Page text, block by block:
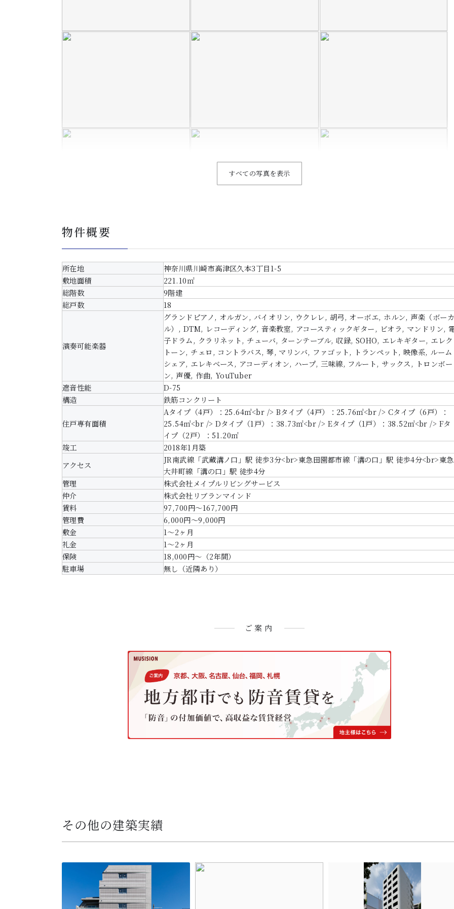
すべての写真を表示
物件概要
所在地
神奈川県川崎市高津区久本3丁目1-5
敷地面積
221.10㎡
総階数
9階建
総戸数
18
演奏可能楽器
グランドピアノ, オルガン, バイオリン, ウクレレ, 胡弓, オーボエ, ホルン, 声楽（ボー
ル）, DTM, レコーディング, 音楽教室, アコースティックギター, ビオラ, マンドリン,
子ドラム, クラリネット, チューバ, ターンテーブル, 収録, SOHO, エレキギター, エレク
トーン, チェロ, コントラバス, 琴, マリンバ, ファゴット, トランペット, 映像系, ルーム
シェア, エレキベース, アコーディオン, ハープ, 三味線, フルート, サックス, トロンボー
ン, 声優, 作曲, YouTuber
遮音性能
D-75
構造
鉄筋コンクリート
住戸専有面積
Aタイプ（4戸）：25.64㎡<br /> Bタイプ（4戸）：25.76㎡<br /> Cタイプ（6戸）：
25.54㎡<br /> Dタイプ（1戸）：38.73㎡<br /> Eタイプ（1戸）：38.52㎡<br /> Fタ
イプ（2戸）：51.20㎡
竣工
2018年1月築
アクセス
JR南武線「武蔵溝ノ口」駅 徒歩3分<br>東急田園都市線「溝の口」駅 徒歩4分<br>東急
大井町線「溝の口」駅 徒歩4分
管理
株式会社メイプルリビングサービス
仲介
株式会社リブランマインド
賃料
97,700円～167,700円
管理費
6,000円～9,000円
敷金
1～2ヶ月
礼金
1～2ヶ月
保険
18,000円～（2年間）
駐車場
無し（近隣あり）
ご案内
その他の建築実績